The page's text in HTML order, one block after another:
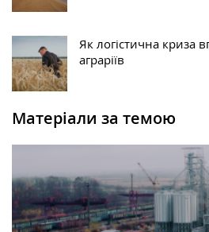
Як логістична криза
аграріїв
Матеріали за темою